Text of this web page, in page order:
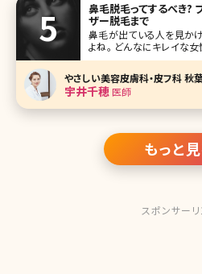
鼻毛脱毛ってするべき?
ザー脱毛まで
鼻毛が出ている人を見か
よね。 どんなにキレイな
けで魅力が半減してしま
を処理していますが、処
思わぬトラブルにつながる
毛脱毛のメリット、正し
やさしい美容皮膚科・皮フ科 秋
宇井千穂 医師
もっと
スポンサー